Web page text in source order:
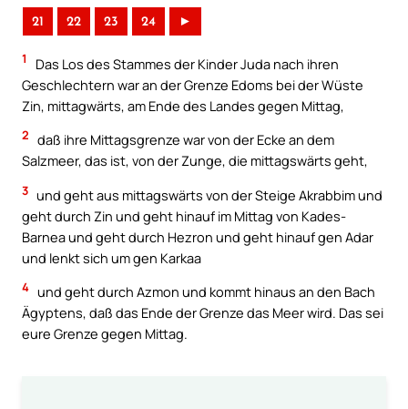
21 22 23 24 ►
1
Das Los des Stammes der Kinder Juda nach ihren
Geschlechtern war an der Grenze Edoms bei der Wüste
Zin, mittagwärts, am Ende des Landes gegen Mittag,
2 daß ihre Mittagsgrenze war von der Ecke an dem
Salzmeer, das ist, von der Zunge, die mittagswärts geht,
3 und geht aus mittagswärts von der Steige Akrabbim und
geht durch Zin und geht hinauf im Mittag von Kades-
Barnea und geht durch Hezron und geht hinauf gen Adar
und lenkt sich um gen Karkaa
4 und geht durch Azmon und kommt hinaus an den Bach
Ägyptens, daß das Ende der Grenze das Meer wird. Das sei
eure Grenze gegen Mittag.